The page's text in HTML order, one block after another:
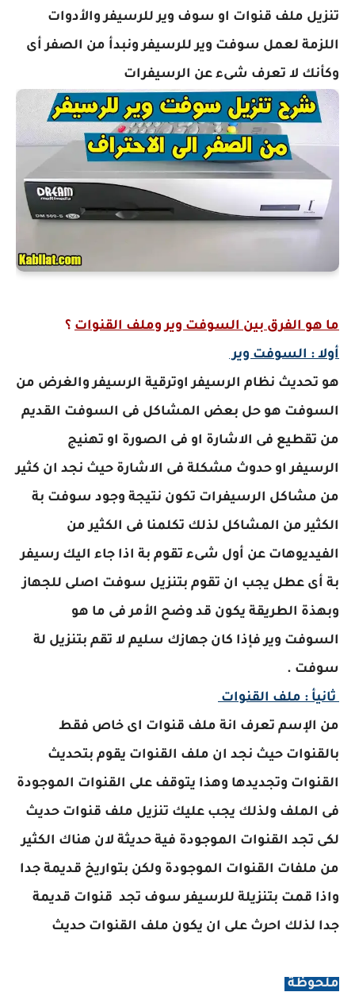
تنزيل ملف قنوات او سوف وير للرسيفر والأدوات
اللزمة لعمل سوفت وير للرسيفر ونبدأ من الصفر أى
وكأنك لا تعرف شىء عن الرسيفرات
ما هو الفرق بين السوفت وير وملف القنوات ؟
أولا : السوفت وير
هو تحديث نظام الرسيفر اوترقية الرسيفر والغرض من
السوفت هو حل بعض المشاكل فى السوفت القديم
من تقطيع فى الاشارة او فى الصورة او تهنيج
الرسيفر او حدوث مشكلة فى الاشارة حيث نجد ان كثير
من مشاكل الرسيفرات تكون نتيجة وجود سوفت بة
الكثير من المشاكل لذلك تكلمنا فى الكثير من
الفيديوهات عن أول شىء تقوم بة اذا جاء اليك رسيفر
بة أى عطل يجب ان تقوم بتنزيل سوفت اصلى للجهاز
وبهذة الطريقة يكون قد وضح الأمر فى ما هو
السوفت وير فإذا كان جهازك سليم لا تقم بتنزيل لة
سوفت .
ثانيأ : ملف القنوات
من الإسم تعرف انة ملف قنوات اى خاص فقط
بالقنوات حيث نجد ان ملف القنوات يقوم بتحديث
القنوات وتجديدها وهذا يتوقف على القنوات الموجودة
فى الملف ولذلك يجب عليك تنزيل ملف قنوات حديث
لكى تجد القنوات الموجودة فية حديثة لان هناك الكثير
من ملفات القنوات الموجودة ولكن بتواريخ قديمة جدا
واذا قمت بتنزيلة للرسيفر سوف تجد قنوات قديمة
جدا لذلك احرث على ان يكون ملف القنوات حديث
ملحوظة